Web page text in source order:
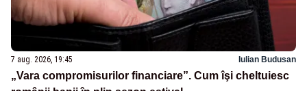
7 aug. 2026, 19:45 Iulian Budusan
„Vara compromisurilor financiare”. Cum îşi cheltuiesc